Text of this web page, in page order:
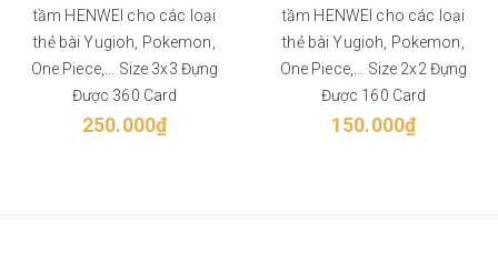
tầm HENWEI cho các loại
thẻ bài Yugioh, Pokemon,
One Piece,... Size 3x3 Đựng
Được 360 Card
250.000₫
tầm HENWEI cho các loại
thẻ bài Yugioh, Pokemon,
One Piece,... Size 2x2 Đựng
Được 160 Card
150.000₫